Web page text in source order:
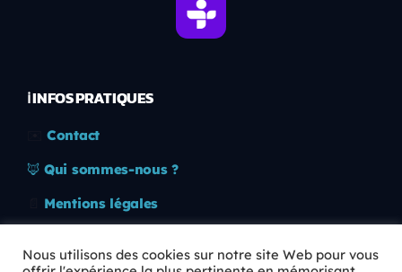
ℹ️ INFOS PRATIQUES
Contact
🦊 Qui sommes-nous ?
Mentions légales
Nous utilisons des cookies sur notre site Web pour vous